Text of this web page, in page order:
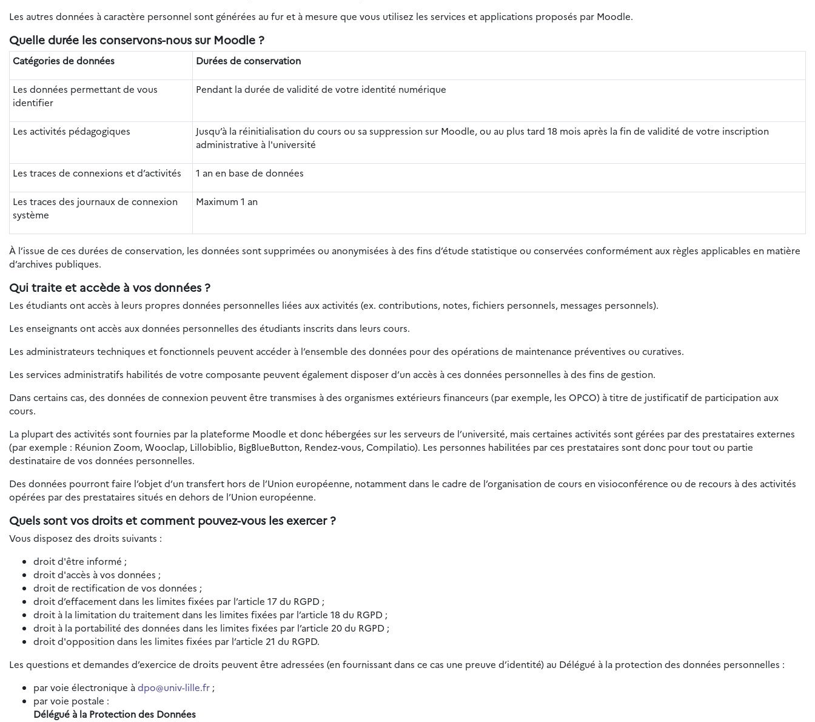
Les autres données à caractère personnel sont générées au fur et à mesure que vous utilisez les services et applications proposés par Moodle.
Quelle durée les conservons-nous sur Moodle ?
Catégories de données Durées de conservation
Les données permettant de vous
identifier
Pendant la durée de validité de votre identité numérique
Les activités pédagogiques
Jusqu’à la réinitialisation du cours ou sa suppression sur Moodle, ou au plus tard 18 mois après la fin de validité de votre inscription
administrative à l'université
Les traces de connexions et d’activités 1 an en base de données
Les traces des journaux de connexion
système
Maximum 1 an
À l’issue de ces durées de conservation, les données sont supprimées ou anonymisées à des fins d’étude statistique ou conservées conformément aux règles applicables en matière
d’archives publiques.
Qui traite et accède à vos données ?
Les étudiants ont accès à leurs propres données personnelles liées aux activités (ex. contributions, notes, fichiers personnels, messages personnels).
Les enseignants ont accès aux données personnelles des étudiants inscrits dans leurs cours.
Les administrateurs techniques et fonctionnels peuvent accéder à l’ensemble des données pour des opérations de maintenance préventives ou curatives.
Les services administratifs habilités de votre composante peuvent également disposer d’un accès à ces données personnelles à des fins de gestion.
Dans certains cas, des données de connexion peuvent être transmises à des organismes extérieurs financeurs (par exemple, les OPCO) à titre de justificatif de participation aux
cours.
La plupart des activités sont fournies par la plateforme Moodle et donc hébergées sur les serveurs de l’université, mais certaines activités sont gérées par des prestataires externes
(par exemple : Réunion Zoom, Wooclap, Lillobiblio, BigBlueButton, Rendez-vous, Compilatio). Les personnes habilitées par ces prestataires sont donc pour tout ou partie
destinataire de vos données personnelles.
Des données pourront faire l’objet d’un transfert hors de l’Union européenne, notamment dans le cadre de l’organisation de cours en visioconférence ou de recours à des activités
opérées par des prestataires situés en dehors de l’Union européenne.
Quels sont vos droits et comment pouvez-vous les exercer ?
Vous disposez des droits suivants :
droit d'être informé ;
droit d'accès à vos données ;
droit de rectification de vos données ;
droit d’effacement dans les limites fixées par l’article 17 du RGPD ;
droit à la limitation du traitement dans les limites fixées par l’article 18 du RGPD ;
droit à la portabilité des données dans les limites fixées par l’article 20 du RGPD ;
droit d'opposition dans les limites fixées par l’article 21 du RGPD.
Les questions et demandes d’exercice de droits peuvent être adressées (en fournissant dans ce cas une preuve d’identité) au Délégué à la protection des données personnelles :
par voie électronique àdpo@univ-lille.fr ;
par voie postale :
Délégué à la Protection des Données